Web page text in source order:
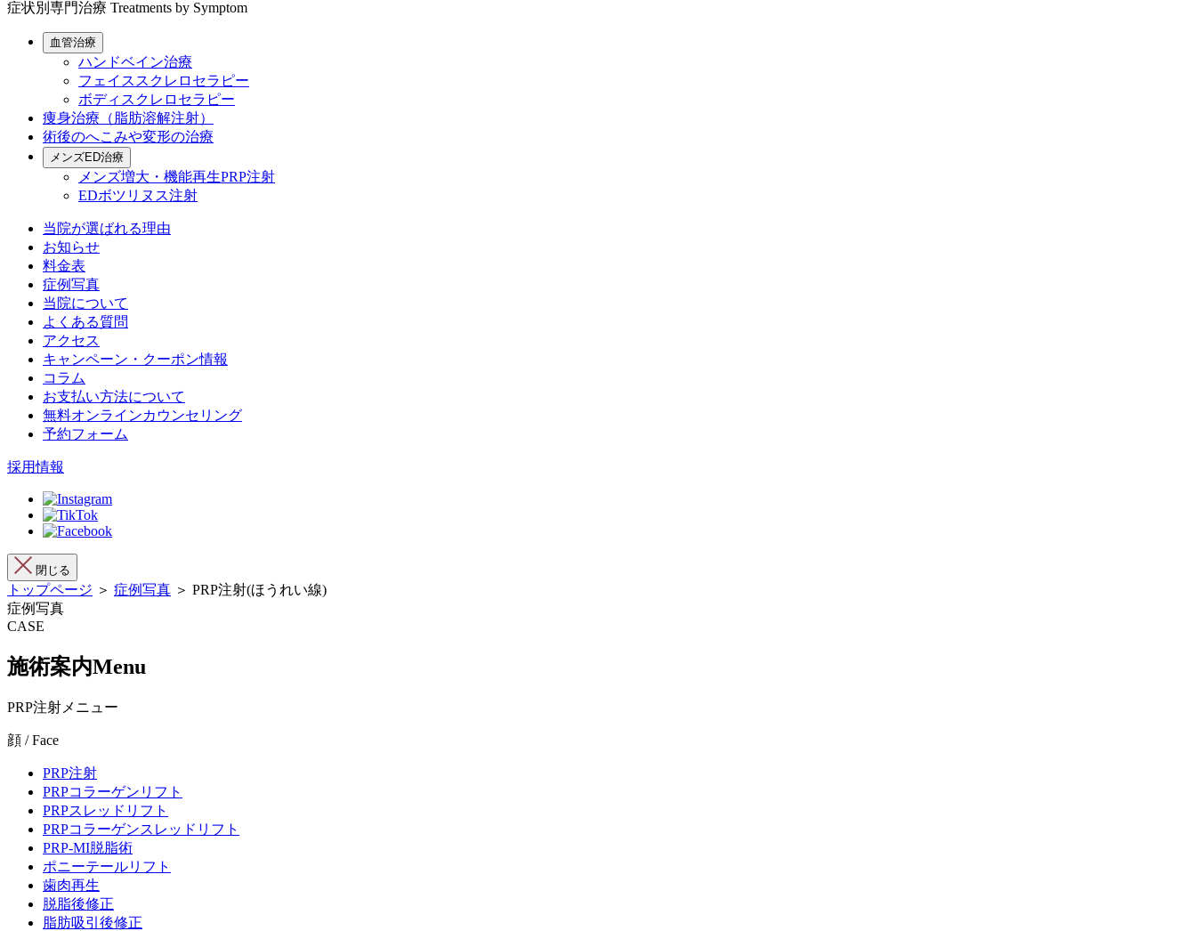
症状別専門治療 Treatments by Symptom
血管治療
ハンドベイン治療
フェイススクレロセラピー
ボディスクレロセラピー
痩身治療（脂肪溶解注射）
術後のへこみや変形の治療
メンズED治療
メンズ増大・機能再生PRP注射
EDボツリヌス注射
当院が選ばれる理由
お知らせ
料金表
症例写真
当院について
よくある質問
アクセス
キャンペーン・クーポン情報
コラム
お支払い方法について
無料オンラインカウンセリング
予約フォーム
採用情報
閉じる
トップページ ＞ 症例写真 ＞ PRP注射(ほうれい線)
症例写真
CASE
施術案内Menu
PRP注射メニュー
顔 / Face
PRP注射
PRPコラーゲンリフト
PRPスレッドリフト
PRPコラーゲンスレッドリフト
PRP-MI脱脂術
ポニーテールリフト
歯肉再生
脱脂後修正
脂肪吸引後修正